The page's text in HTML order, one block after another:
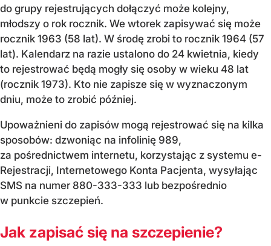
do grupy rejestrujących dołączyć może kolejny,
młodszy o rok rocznik. We wtorek zapisywać się może
rocznik 1963 (58 lat). W środę zrobi to rocznik 1964 (57
lat). Kalendarz na razie ustalono do 24 kwietnia, kiedy
to rejestrować będą mogły się osoby w wieku 48 lat
(rocznik 1973). Kto nie zapisze się w wyznaczonym
dniu, może to zrobić później.
Upoważnieni do zapisów mogą rejestrować się na kilka
sposobów: dzwoniąc na infolinię 989,
za pośrednictwem internetu, korzystając z systemu e-
Rejestracji, Internetowego Konta Pacjenta, wysyłając
SMS na numer 880-333-333 lub bezpośrednio
w punkcie szczepień.
Jak zapisać się na szczepienie?